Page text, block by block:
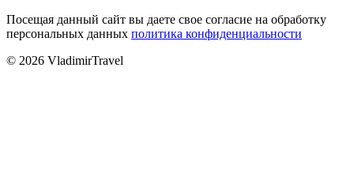
Посещая данный сайт вы даете свое согласие на обработку
персональных данных политика конфиденциальности
© 2026 VladimirTravel